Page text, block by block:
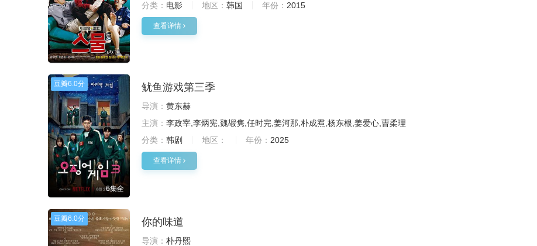
分类： 电影 地区： 韩国 年份： 2015
查看详情
豆瓣6.0分
6集全
鱿鱼游戏第三季
导演： 黄东赫
主演： 李政宰,李炳宪,魏嘏隽,任时完,姜河那,朴成焄,杨东根,姜爱心,曺柔理
分类： 韩剧 地区： 年份： 2025
查看详情
豆瓣6.0分 你的味道
导演： 朴丹熙